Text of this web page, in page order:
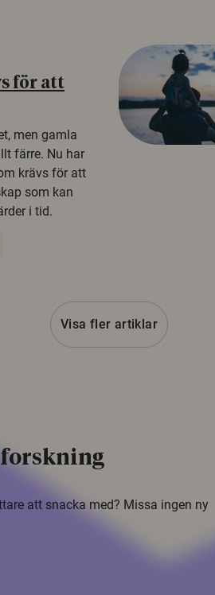
för att
men gamla
färre. Nu har
krävs för att
som kan
i tid.
Visa fler artiklar
att snacka med? Missa ingen ny